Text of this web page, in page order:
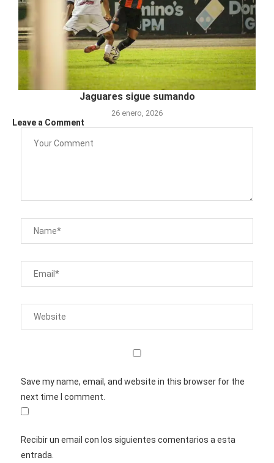
Jaguares sigue sumando
26 enero, 2026
Leave a Comment
Save my name, email, and website in this browser for the
next time I comment.
Recibir un email con los siguientes comentarios a esta
entrada.